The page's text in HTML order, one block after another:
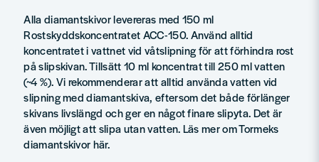
Alla diamantskivor levereras med 150 ml
Rostskyddskoncentratet ACC-150. Använd alltid
koncentratet i vattnet vid våtslipning för att förhindra rost
på slipskivan. Tillsätt 10 ml koncentrat till 250 ml vatten
(~4 %). Vi rekommenderar att alltid använda vatten vid
slipning med diamantskiva, eftersom det både förlänger
skivans livslängd och ger en något finare slipyta. Det är
även möjligt att slipa utan vatten. Läs mer om Tormeks
diamantskivor här.